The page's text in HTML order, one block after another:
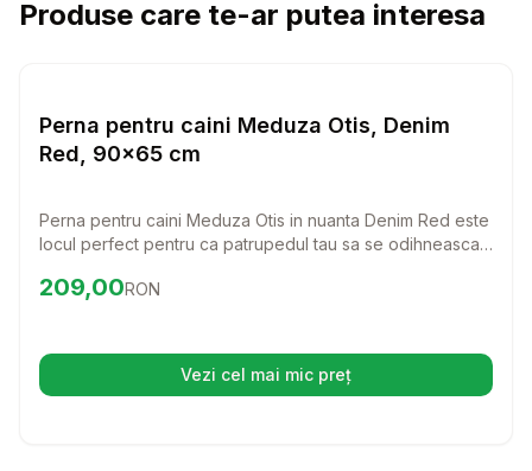
Produse care te-ar putea interesa
Perna pentru caini Meduza Otis, Denim
Red, 90x65 cm
Perna pentru caini Meduza Otis in nuanta Denim Red este
locul perfect pentru ca patrupedul tau sa se odihneasca
rezistente, aceasta perna ofera un suport excelent si
Preț: 209.00 RON
209,00RON
Vezi cel mai mic preț(se deschide într-o filă nouă)